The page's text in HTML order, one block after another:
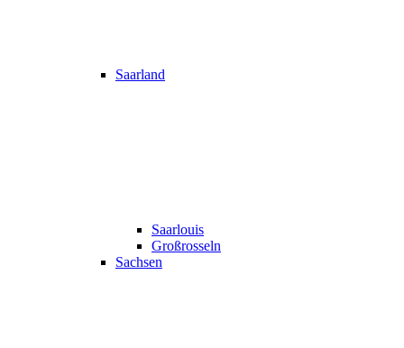
Saarland
Saarlouis
Großrosseln
Sachsen